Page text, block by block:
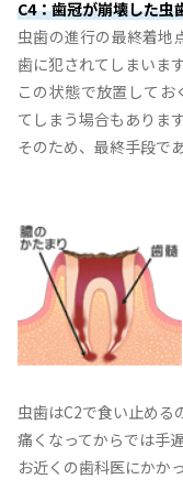
C4：歯冠が崩壊した虫
虫歯の進行の最終着地
歯に犯されてしまいます
この状態で放置してお
てしまう場合もあります
そのため、最終手段で
虫歯はC2で食い止める
痛くなってからでは手
お近くの歯科医にかか